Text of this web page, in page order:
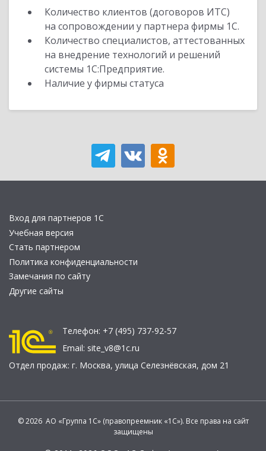
Количество клиентов (договоров ИТС)
на сопровождении у партнера фирмы 1С.
Количество специалистов, аттестованных
на внедрение технологий и решений
системы 1С:Предприятие.
Наличие у фирмы статуса
Вход для партнеров 1С
Учебная версия
Стать партнером
Политика конфиденциальности
Замечания по сайту
Другие сайты
Телефон: +7 (495) 737-92-57
Email: site_v8@1c.ru
Отдел продаж: г. Москва, улица Селезнёвская, дом 21
© 2026 АО «Группа 1С» (правопреемник «1С»). Все права на сайт
защищены